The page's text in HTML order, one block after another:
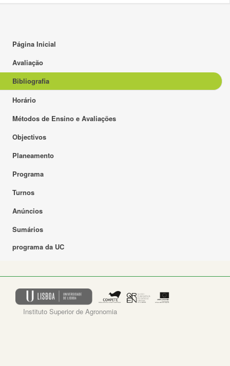
Página Inicial
Avaliação
Bibliografia
Horário
Métodos de Ensino e Avaliações
Objectivos
Planeamento
Programa
Turnos
Anúncios
Sumários
programa da UC
Instituto Superior de Agronomia